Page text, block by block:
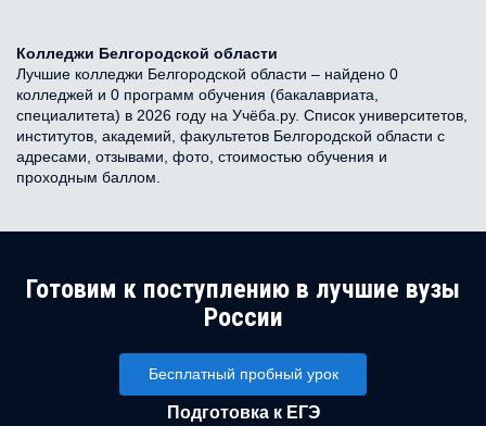
Колледжи Белгородской области
Лучшие колледжи Белгородской области – найдено 0
колледжей и 0 программ обучения (бакалавриата,
специалитета) в 2026 году на Учёба.ру. Список университетов,
институтов, академий, факультетов Белгородской области с
адресами, отзывами, фото, стоимостью обучения и
проходным баллом.
Готовим к поступлению в лучшие вузы
России
Бесплатный пробный урок
Подготовка к ЕГЭ